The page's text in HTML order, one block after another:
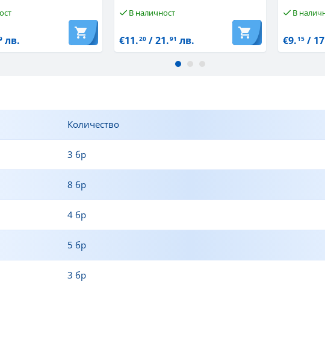
лв.
В наличност
€11.20 / 21.91 лв.
В
€9.15 /
Количество
3 бр
8 бр
4 бр
5 бр
3 бр